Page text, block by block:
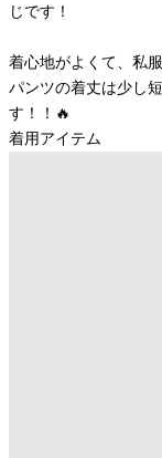
じです！
着心地がよくて、私
パンツの着丈は少し
す！！🔥
着用アイテム